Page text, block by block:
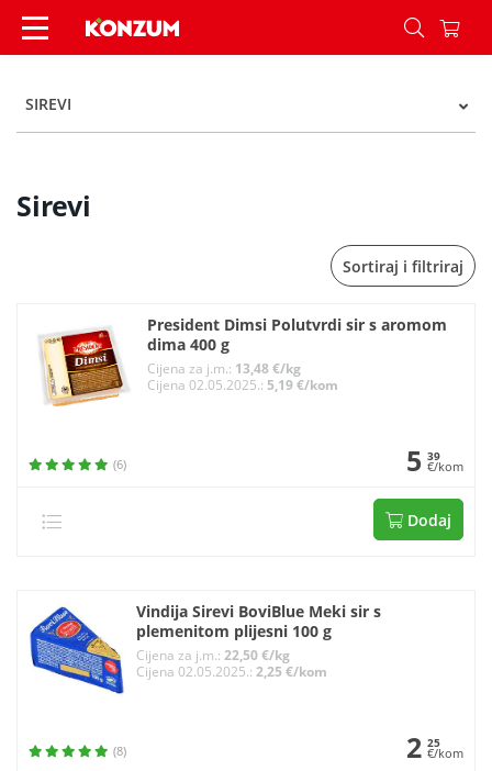
Sirevi - Kategorije - Konzum
SIREVI
Sirevi
Sortiraj i filtriraj
President Dimsi Polutvrdi sir s aromom
dima 400 g
Cijena za j.m.: 13,48 €/kg
Cijena 02.05.2025.:5,19 €/kom
(6) 5 39
€/kom
Dodaj
Vindija Sirevi BoviBlue Meki sir s
plemenitom plijesni 100 g
Cijena za j.m.:22,50 €/kg
Cijena 02.05.2025.:2,25 €/kom
(8) 2 25
€/kom